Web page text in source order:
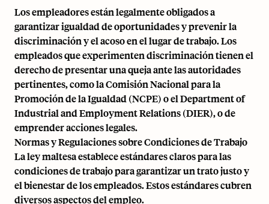
Los empleadores están legalmente obligados a
garantizar igualdad de oportunidades y prevenir la
discriminación y el acoso en el lugar de trabajo. Los
empleados que experimenten discriminación tienen el
derecho de presentar una queja ante las autoridades
pertinentes, como la Comisión Nacional para la
Promoción de la Igualdad (NCPE) o el Department of
Industrial and Employment Relations (DIER), o de
emprender acciones legales.
Normas y Regulaciones sobre Condiciones de Trabajo
La ley maltesa establece estándares claros para las
condiciones de trabajo para garantizar un trato justo y
el bienestar de los empleados. Estos estándares cubren
diversos aspectos del empleo.